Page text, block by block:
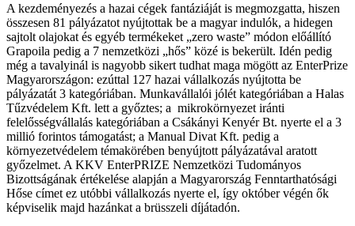
A kezdeményezés a hazai cégek fantáziáját is megmozgatta, hiszen
összesen 81 pályázatot nyújtottak be a magyar indulók, a hidegen
sajtolt olajokat és egyéb termékeket „zero waste” módon előállító
Grapoila pedig a 7 nemzetközi „hős” közé is bekerült. Idén pedig
még a tavalyinál is nagyobb sikert tudhat maga mögött az EnterPrize
Magyarországon: ezúttal 127 hazai vállalkozás nyújtotta be
pályázatát 3 kategóriában. Munkavállalói jólét kategóriában a Halas
Tűzvédelem Kft. lett a győztes; a mikrokörnyezet iránti
felelősségvállalás kategóriában a Csákányi Kenyér Bt. nyerte el a 3
millió forintos támogatást; a Manual Divat Kft. pedig a
környezetvédelem témakörében benyújtott pályázatával aratott
győzelmet. A KKV EnterPRIZE Nemzetközi Tudományos
Bizottságának értékelése alapján a Magyarország Fenntarthatósági
Hőse címet ez utóbbi vállalkozás nyerte el, így október végén ők
képviselik majd hazánkat a brüsszeli díjátadón.